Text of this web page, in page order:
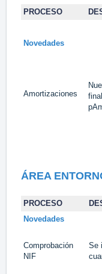
PROCESO
Novedades
Amortizaciones
ÁREA
PROCESO
Novedades
Comprobación
NIF
Se